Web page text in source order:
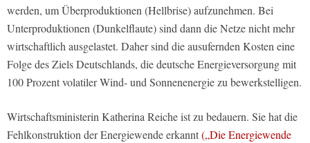
werden, um Überproduktionen (Hellbrise) aufzunehmen. Bei
Unterproduktionen (Dunkelflaute) sind dann die Netze nicht mehr
wirtschaftlich ausgelastet. Daher sind die ausufernden Kosten eine
Folge des Ziels Deutschlands, die deutsche Energieversorgung mit
100 Prozent volatiler Wind- und Sonnenenergie zu bewerkstelligen.
Wirtschaftsministerin Katherina Reiche ist zu bedauern. Sie hat die
Fehlkonstruktion der Energiewende erkannt(„Die Energiewende